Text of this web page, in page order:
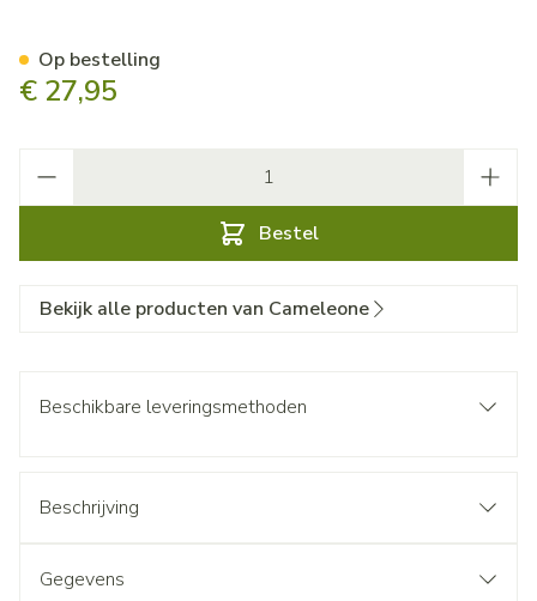
€ 27,95
Bestel
Op bestelling
Bekijk alle producten van Cameleone
Beschikbare leveringsmethoden
Beschrijving
Gegevens